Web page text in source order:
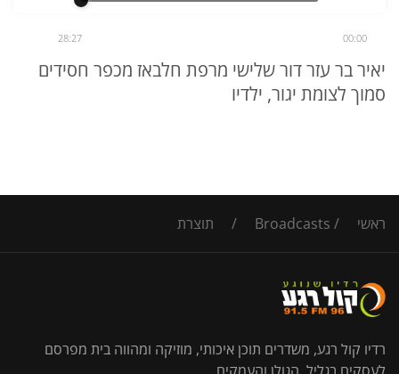
00:00
28:27
יאיר בר עזר דור שלישי מרפת חלבאז מכפר חסידים
סמוך לצומת יגור, ילדיו
ראשי /
Broadcasts
/ תוצרת
רדיו קול רגע, משדרים תוכן איכותי, מוזיקה ומהווה בית מפרסם